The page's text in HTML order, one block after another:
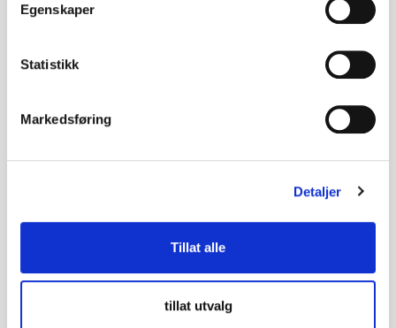
Egenskaper
Statistikk
Markedsføring
Detaljer
Tillat alle
tillat utvalg
«Hvis jeg var Agnes» av Nikoline Riis Lindahl er
en roman utgitt av Cappelen Damm i 2026. Boka
er forfatterens romandebut, og har fått